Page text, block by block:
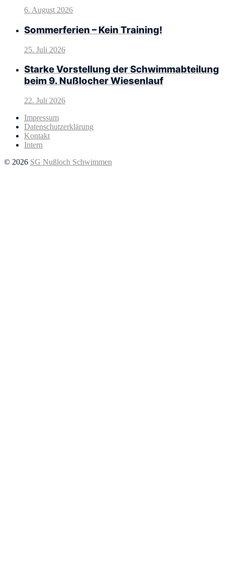
6. August 2026
Sommerferien – Kein Training!
25. Juli 2026
Starke Vorstellung der Schwimmabteilung
beim 9. Nußlocher Wiesenlauf
22. Juli 2026
Impressum
Datenschutzerklärung
Kontakt
Intern
© 2026 SG Nußloch Schwimmen